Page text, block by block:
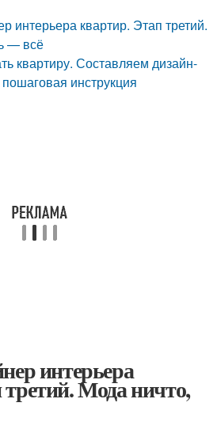
интерьера квартир. Этап третий.
— всё
квартиру. Составляем дизайн-
инструкция
интерьера
Мода ничто,